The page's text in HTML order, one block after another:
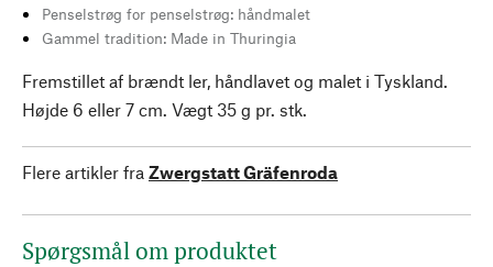
Penselstrøg for penselstrøg: håndmalet
Gammel tradition: Made in Thuringia
Fremstillet af brændt ler, håndlavet og malet i Tyskland.
Højde 6 eller 7 cm. Vægt 35 g pr. stk.
Flere artikler fra Zwergstatt Gräfenroda
Spørgsmål om produktet